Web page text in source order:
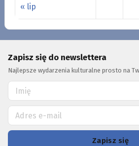
« lip
Zapisz się do newslettera
Najlepsze wydarzenia kulturalne prosto na
Zapisz się